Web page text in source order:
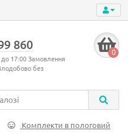
860
17:00 Замовлення
без
0
Комплекти в пологовий